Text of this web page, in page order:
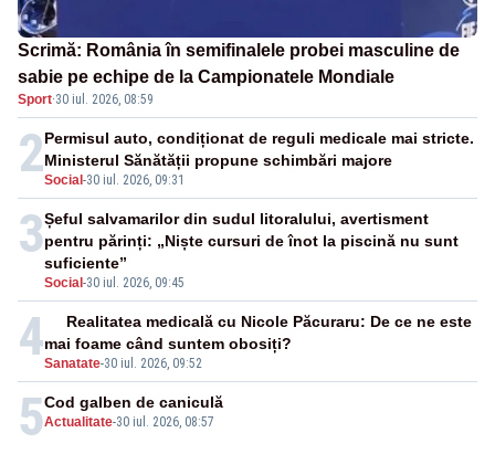
Scrimă: România în semifinalele probei masculine de
sabie pe echipe de la Campionatele Mondiale
Sport·30 iul. 2026, 08:59
2Social-30 iul. 2026, 09:31
Permisul auto, condiționat de reguli medicale mai stricte.
Ministerul Sănătății propune schimbări majore
3
Social-30 iul. 2026, 09:45
Șeful salvamarilor din sudul litoralului, avertisment
pentru părinți: „Niște cursuri de înot la piscină nu sunt
suficiente”
4Sanatate-30 iul. 2026, 09:52
Realitatea medicală cu Nicole Păcuraru: De ce ne este
mai foame când suntem obosiți?
5Actualitate-30 iul. 2026, 08:57
Cod galben de caniculă